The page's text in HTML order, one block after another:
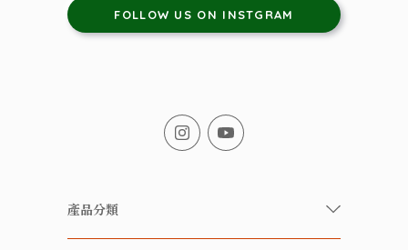
FOLLOW US ON INSTGRAM
產品分類